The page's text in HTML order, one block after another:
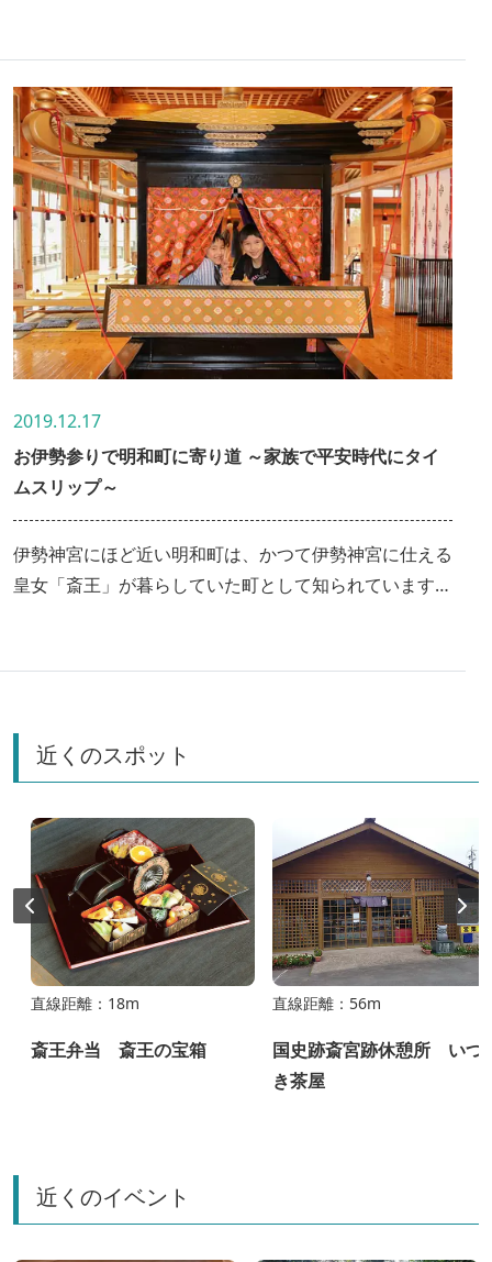
2019.12.17
お伊勢参りで明和町に寄り道 ～家族で平安時代にタイ
ムスリップ～
伊勢神宮にほど近い明和町は、かつて伊勢神宮に仕える
皇女「斎王」が暮らしていた町として知られています。
史跡をめぐりながら名物グルメも堪能できるスポットを
近くのスポット
直線距離：18m
斎王弁当 斎王の宝箱
直線距離：56m
国史跡斎宮跡休憩所 いつ
き茶屋
近くのイベント